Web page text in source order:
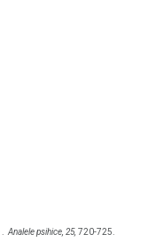
Analele psihice, 25, 720-725.